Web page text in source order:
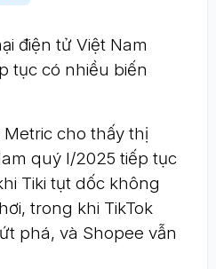
điện tử Việt Nam
tục có nhiều biến
cho thấy thị
quý I/2025 tiếp tục
Tiki tụt dốc không
trong khi TikTok
phá, và Shopee vẫn